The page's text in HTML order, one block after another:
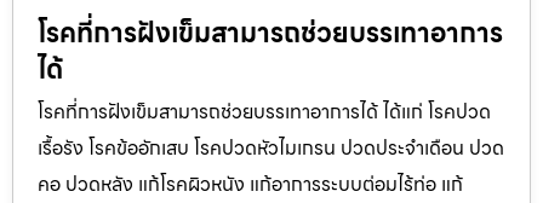
โรคที่การฝังเข็มสามารถช่วยบรรเทาอาการ
ได้
โรคที่การฝังเข็มสามารถช่วยบรรเทาอาการได้ ได้แก่ โรคปวด
เรื้อรัง โรคข้ออักเสบ โรคปวดหัวไมเกรน ปวดประจําเดือน ปวด
คอ ปวดหลัง แก้โรคผิวหนัง แก้อาการระบบต่อมไร้ท่อ แก้